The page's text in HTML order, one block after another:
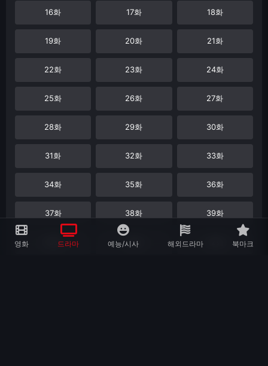
16화 17화 18화
19화 20화 21화
22화 23화 24화
25화 26화 27화
28화 29화 30화
31화 32화 33화
34화 35화 36화
37화 38화 39화
40화 41화
영화 드라마 예능/시사 해외드라마 북마크